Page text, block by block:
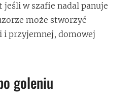
jeśli w szafie nadal panuje
może stworzyć
i przyjemnej, domowej
goleniu